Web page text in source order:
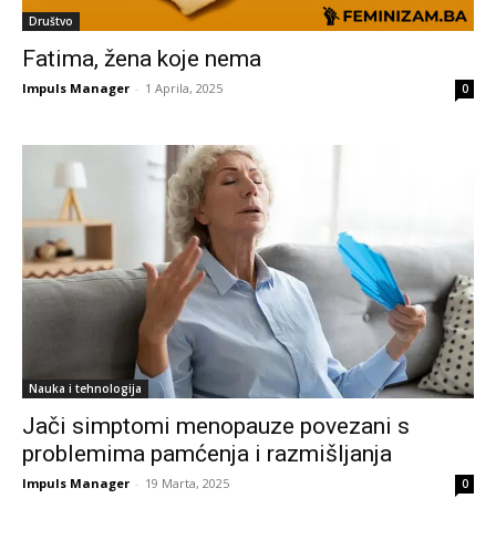
Društvo
Fatima, žena koje nema
Impuls Manager - 1 Aprila, 2025 0
Nauka i tehnologija
Jači simptomi menopauze povezani s
problemima pamćenja i razmišljanja
Impuls Manager - 19 Marta, 2025 0